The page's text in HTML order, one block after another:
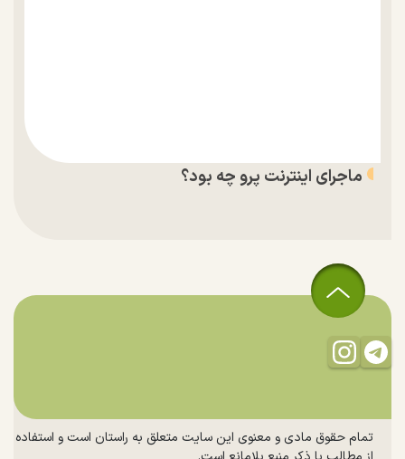
ماجرای اینترنت پرو چه بود؟
تمام حقوق مادی و معنوی این سایت متعلق به راستان است و استفاده